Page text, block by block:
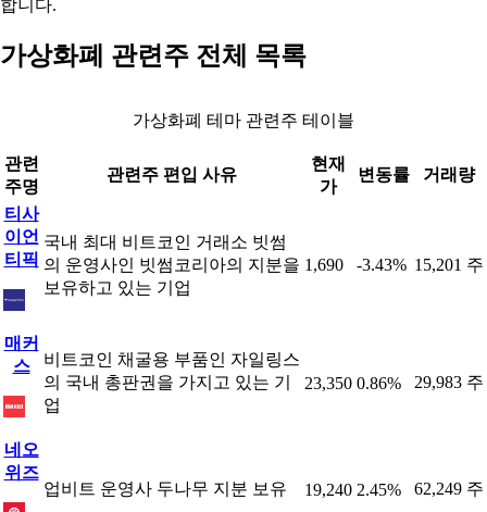
합니다.
가상화폐 관련주 전체 목록
가상화폐 테마 관련주 테이블
관련
주명
관련주 편입 사유
현재
가
변동률 거래량
티사
이언
티픽
국내 최대 비트코인 거래소 빗썸
의 운영사인 빗썸코리아의 지분을
보유하고 있는 기업
1,690 -3.43% 15,201 주
매커
스
비트코인 채굴용 부품인 자일링스
의 국내 총판권을 가지고 있는 기
업
23,350 0.86% 29,983 주
네오
위즈
업비트 운영사 두나무 지분 보유
19,240 2.45% 62,249 주